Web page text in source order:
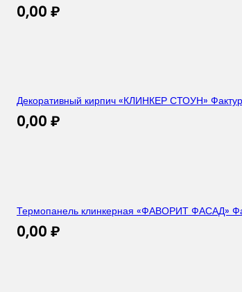
0,00 ₽
Декоративный кирпич «КЛИНКЕР СТОУН»
0,00 ₽
Термопанель клинкерная «ФАВОРИТ ФАСАД»
0,00 ₽